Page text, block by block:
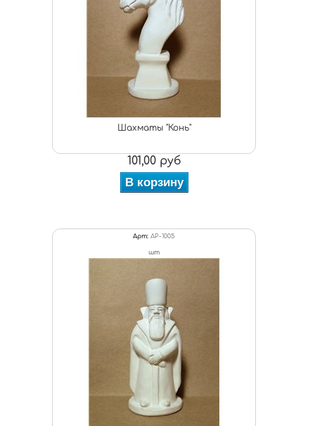
Шахматы "Конь"
101,00 руб
В корзину
Арт: АР-1005
шт